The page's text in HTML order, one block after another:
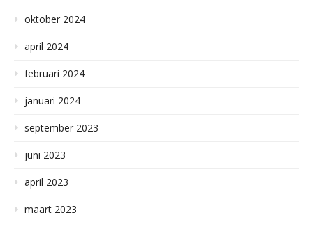
oktober 2024
april 2024
februari 2024
januari 2024
september 2023
juni 2023
april 2023
maart 2023